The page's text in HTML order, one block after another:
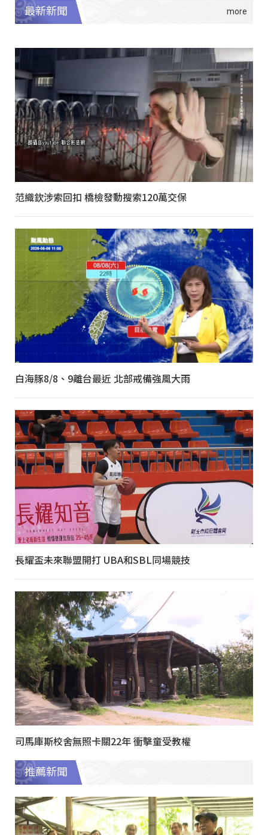
最新新聞
范織欽涉索回扣 橋檢發動搜索120萬交保
白海豚8/8、9離台最近 北部戒備強風大雨
長耀盃未來聯盟開打 UBA和SBL同場競技
司馬庫斯校舍無照卡關22年 衝擊童受教權
推薦新聞